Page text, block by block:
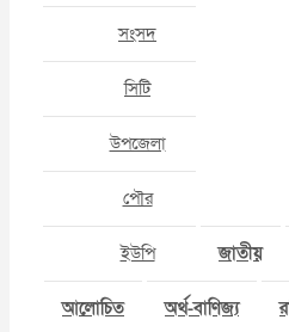
সংসদ
সিটি
উপজেলা
পৌর
ইউপি জাতীয়
আলোচিত অর্থ-বাণিজ্য